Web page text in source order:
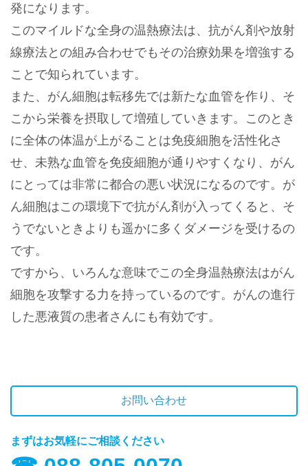
発になります。
このマイルドな全身の温熱療法は、抗がん剤や放射
線療法との組み合わせでもその治療効果を増強する
ことで知られています。
また、がん細胞は転移先では新たな血管を作り、そ
こから栄養を摂取して増殖していきます。このとき
に全体の体温が上がることは免疫細胞を活性化さ
せ、未熟な血管を免疫細胞が通りやすくなり、がん
にとっては非常に都合の悪い状況になるのです。が
ん細胞はこの環境下で抗がん剤が入ってくると、そ
うでないときよりも遥かに多くダメージを受けるの
です。
ですから、いろんな意味でこの全身温熱療法はがん
細胞を攻撃する力を持っているのです。がんの進行
した悪液質の患者さんにも有効です。
お問い合わせ
まずはお気軽にご相談ください